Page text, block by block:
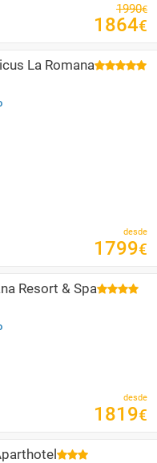
1990€
1864€
La Romana
desde
1799€
Resort & Spa
desde
1819€